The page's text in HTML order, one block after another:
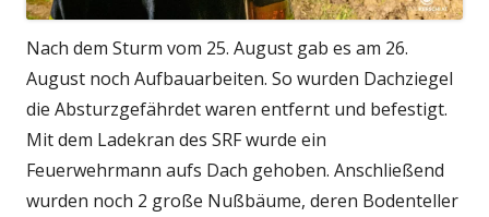
Nach dem Sturm vom 25. August gab es am 26.
August noch Aufbauarbeiten. So wurden Dachziegel
die Absturzgefährdet waren entfernt und befestigt.
Mit dem Ladekran des SRF wurde ein
Feuerwehrmann aufs Dach gehoben. Anschließend
wurden noch 2 große Nußbäume, deren Bodenteller